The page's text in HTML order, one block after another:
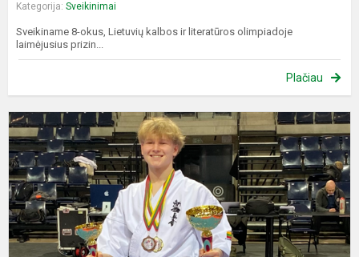
Kategorija: Sveikinimai
Sveikiname 8-okus, Lietuvių kalbos ir literatūros olimpiadoje
laimėjusius prizin...
Plačiau